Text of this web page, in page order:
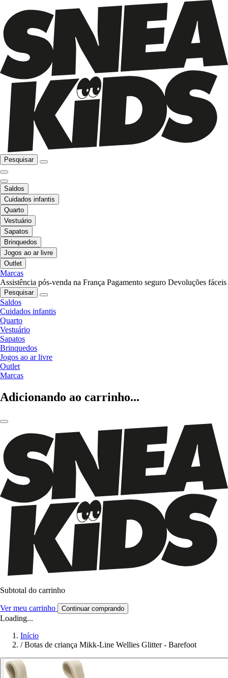
Pesquisar
Saldos
Cuidados infantis
Quarto
Vestuário
Sapatos
Brinquedos
Jogos ao ar livre
Outlet
Marcas
Assistência pós-venda na França Pagamento seguro Devoluções fáceis
Pesquisar
Saldos
Cuidados infantis
Quarto
Vestuário
Sapatos
Brinquedos
Jogos ao ar livre
Outlet
Marcas
Adicionando ao carrinho...
Subtotal do carrinho
Ver meu carrinho Continuar comprando
Loading...
Início
/ Botas de criança Mikk-Line Wellies Glitter - Barefoot